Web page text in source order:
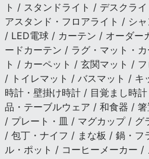
ト / スタンドライト / デスクラ
アスタンド・フロアライト / シ
/ LED電球 / カーテン / オーダー
ードカーテン / ラグ・マット・
ト / カーペット / 玄関マット /
/ トイレマット / バスマット / キ
時計・壁掛け時計 / 目覚まし時
品・テーブルウェア / 和食器 /
/ プレート・皿 / マグカップ / グ
/ 包丁・ナイフ / まな板 / 鍋・フ
ル・ポット / コーヒーメーカー /